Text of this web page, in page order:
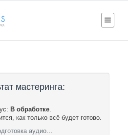
мастеринга:
В обработке.
как только всё будет готово.
аудио…